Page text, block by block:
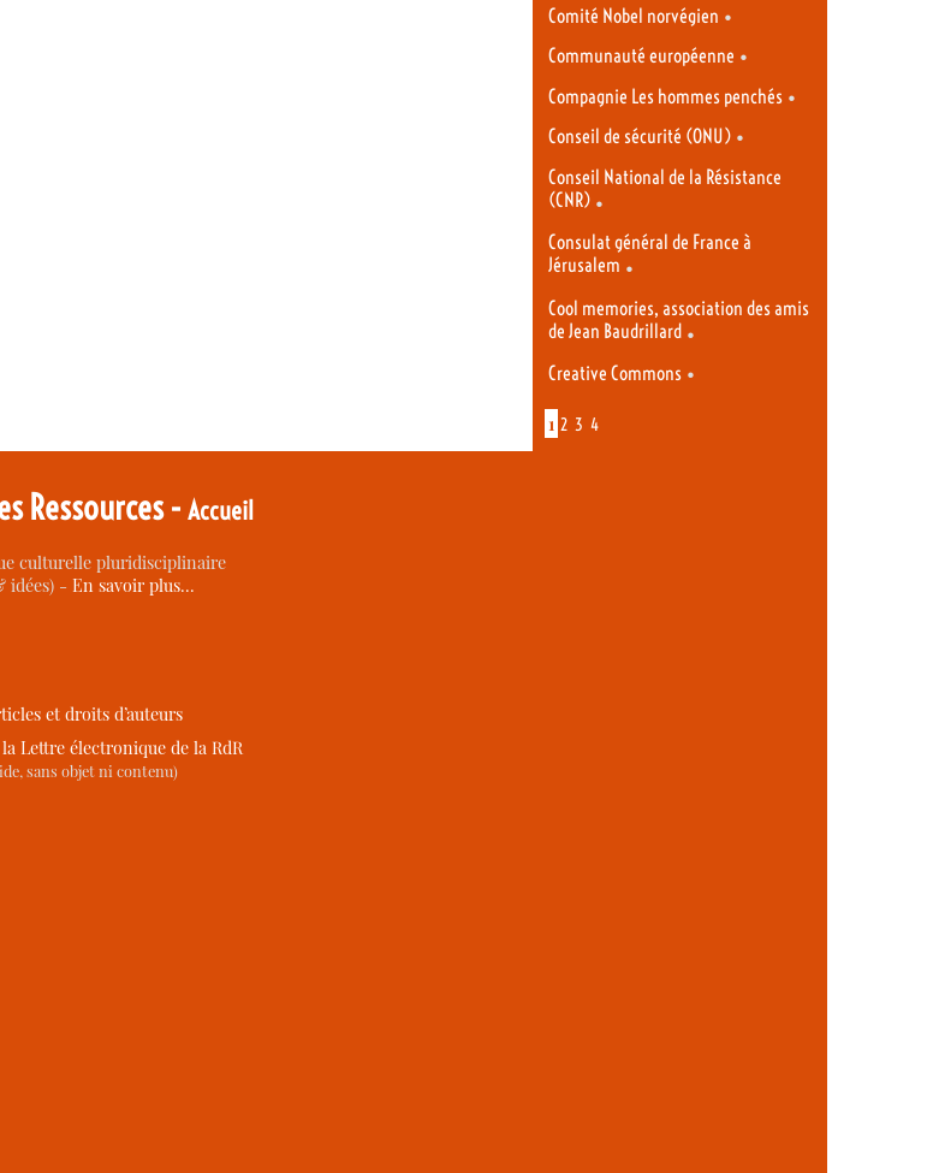
Comité Nobel norvégien •
Communauté européenne •
Compagnie Les hommes penchés •
Conseil de sécurité (ONU) •
Conseil National de la Résistance
(CNR) •
Consulat général de France à
Jérusalem •
Cool memories, association des amis
de Jean Baudrillard •
Creative Commons •
1 2 3 4
Ressources -Accueil
culturelle pluridisciplinaire
idées) -En savoir plus…
et droits d’auteurs
Lettre électronique de la RdR
sans objet ni contenu)